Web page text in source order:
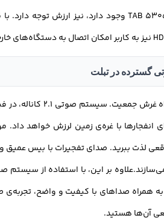
گسترده در تبلت
تجربه‌ی صدای
با غره‌ی زمین لرزش خواهد داد.
لذت ببرید. صدای تفجیرات با بیس
صداهای با کیفیت و واضح، تجربه‌ی
آن‌ها هستید.